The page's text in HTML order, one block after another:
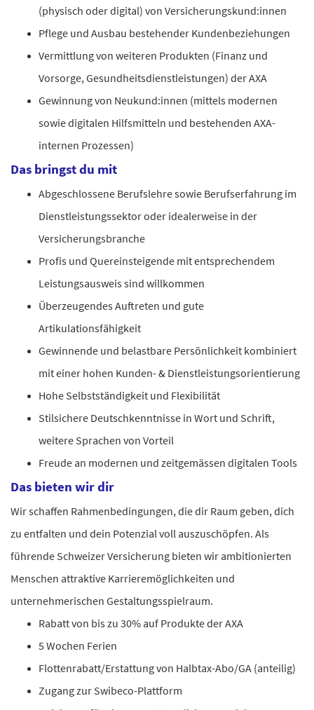
(physisch oder digital) von Versicherungskund:innen
Pflege und Ausbau bestehender Kundenbeziehungen
Vermittlung von weiteren Produkten (Finanz und
Vorsorge, Gesundheitsdienstleistungen) der AXA
Gewinnung von Neukund:innen (mittels modernen
sowie digitalen Hilfsmitteln und bestehenden AXA-
internen Prozessen)
Das bringst du mit
Abgeschlossene Berufslehre sowie Berufserfahrung im
Dienstleistungssektor oder idealerweise in der
Versicherungsbranche
Profis und Quereinsteigende mit entsprechendem
Leistungsausweis sind willkommen
Überzeugendes Auftreten und gute
Artikulationsfähigkeit
Gewinnende und belastbare Persönlichkeit kombiniert
mit einer hohen Kunden- & Dienstleistungsorientierung
Hohe Selbstständigkeit und Flexibilität
Stilsichere Deutschkenntnisse in Wort und Schrift,
weitere Sprachen von Vorteil
Freude an modernen und zeitgemässen digitalen Tools
Das bieten wir dir
Wir schaffen Rahmenbedingungen, die dir Raum geben, dich
zu entfalten und dein Potenzial voll auszuschöpfen. Als
führende Schweizer Versicherung bieten wir ambitionierten
Menschen attraktive Karrieremöglichkeiten und
unternehmerischen Gestaltungsspielraum.
Rabatt von bis zu 30% auf Produkte der AXA
5 Wochen Ferien
Flottenrabatt/Erstattung von Halbtax-Abo/GA (anteilig)
Zugang zur Swibeco-Plattform